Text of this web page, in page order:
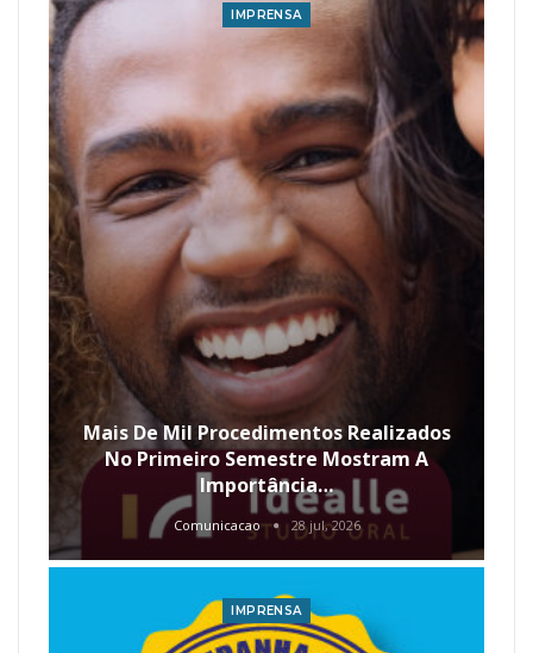
IMPRENSA
Mais De Mil Procedimentos Realizados
No Primeiro Semestre Mostram A
Importância…
Comunicacao 28 jul, 2026
IMPRENSA